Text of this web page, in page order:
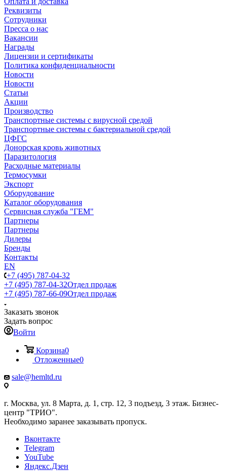
Реквизиты
Сотрудники
Пресса о нас
Вакансии
Награды
Лицензии и сертификаты
Политика конфиденциальности
Новости
Новости
Статьи
Акции
Производство
Транспортные системы с вирусной средой
Транспортные системы с бактериальной средой
ЦФГС
Донорская кровь животных
Паразитология
Расходные материалы
Термосумки
Экспорт
Оборудование
Каталог оборудования
Сервисная служба "ГЕМ"
Партнеры
Партнеры
Дилеры
Бренды
Контакты
EN
+7 (495) 787-04-32
+7 (495) 787-04-32Отдел продаж
+7 (495) 787-66-09Отдел продаж
Заказать звонок
Задать вопрос
Войти
Корзина0
Отложенные0
sale@hemltd.ru
г. Москва, ул. 8 Марта, д. 1, стр. 12, 3 подъезд, 3 этаж. Бизнес-
центр "ТРИО".
Необходимо заранее заказывать пропуск.
Вконтакте
Telegram
YouTube
Яндекс.Дзен